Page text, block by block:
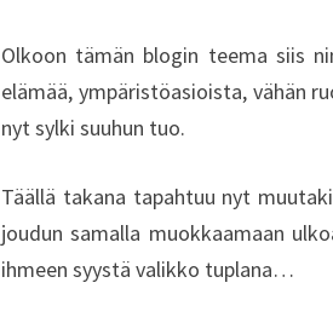
Olkoon tämän blogin teema siis
elämää, ympäristöasioista, vähän
nyt sylki suuhun tuo.
Täällä takana tapahtuu nyt
joudun samalla muokkaamaan
ihmeen syystä valikko tuplana…